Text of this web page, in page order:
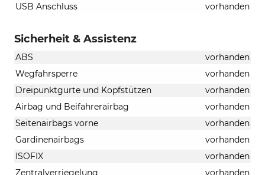
USB Anschluss
vorhanden
Sicherheit & Assistenz
ABS
vorhanden
Wegfahrsperre
vorhanden
Dreipunktgurte und Kopfstützen
vorhanden
Airbag und Beifahrerairbag
vorhanden
Seitenairbags vorne
vorhanden
Gardinenairbags
vorhanden
ISOFIX
vorhanden
Zentralverriegelung
vorhanden